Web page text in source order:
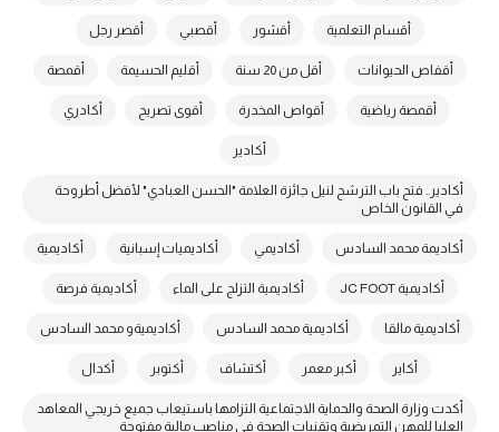
أقسام التعلمية أقشور أقصبي أقصر رجل
أقفاص الحيوانات أقل من 20 سنة أقليم الحسيمة أقمصة
أقمصة رياضية أقواص المخدرة أقوى تصريح أكادري
أكادير
أكادير.. فتح باب الترشح لنيل جائزة العلامة "الحسن العبادي" لأفضل أطروحة
في القانون الخاص
أكاديمة محمد السادس أكاديمي أكاديميات إسبانية أكاديمية
أكاديمية JC FOOT أكاديمية التزلج على الماء أكاديمية فرصة
أكاديمية مالقا أكاديمية محمد السادس أكاديميةو محمد السادس
أكاير أكبر معمر أكتشاف أكتوبر أكدال
أكدت وزارة الصحة والحماية الاجتماعية التزامها باستيعاب جميع خريجي المعاهد
العليا للمهن التمريضية وتقنيات الصحة في مناصب مالية مفتوحة